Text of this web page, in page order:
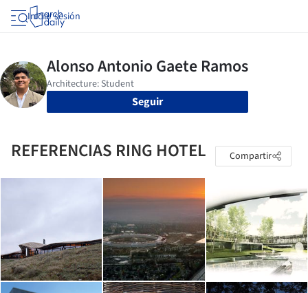
Iniciar sesión
Seguir
REFERENCIAS RING HOTEL Compartir